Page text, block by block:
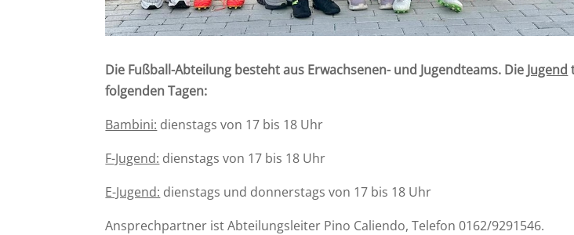
Die Fußball-Abteilung besteht aus Erwachsenen- und Jugendteams. Die Jugend
folgenden Tagen:
Bambini: dienstags von 17 bis 18 Uhr
F-Jugend: dienstags von 17 bis 18 Uhr
E-Jugend: dienstags und donnerstags von 17 bis 18 Uhr
Ansprechpartner ist Abteilungsleiter Pino Caliendo, Telefon 0162/9291546.